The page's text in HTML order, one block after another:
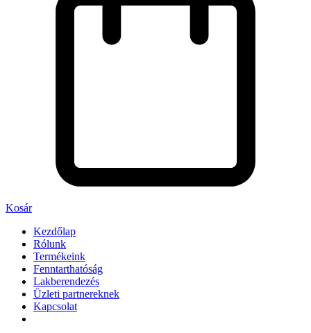
Kosár
Kezdőlap
Rólunk
Termékeink
Fenntarthatóság
Lakberendezés
Üzleti partnereknek
Kapcsolat